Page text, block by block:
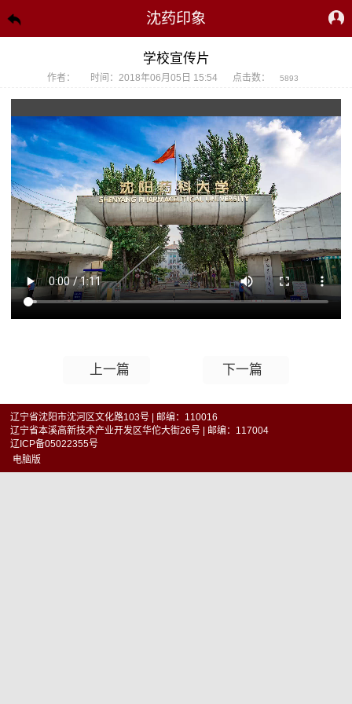
沈药印象
学校宣传片
作者： 时间：2018年06月05日 15:54 点击数： 5893
上一篇 下一篇
辽宁省沈阳市沈河区文化路103号 | 邮编：110016
辽宁省本溪高新技术产业开发区华佗大街26号 | 邮编：117004
辽ICP备05022355号
电脑版